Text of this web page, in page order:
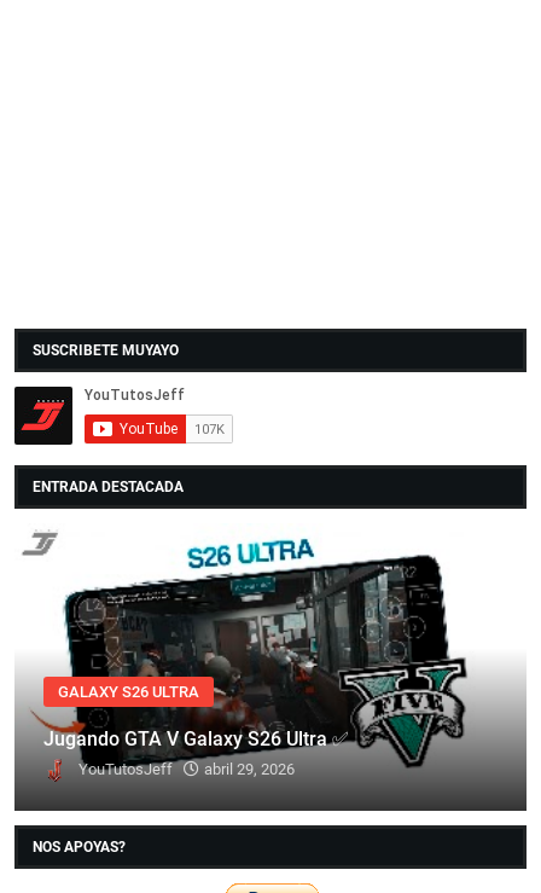
SUSCRIBETE MUYAYO
ENTRADA DESTACADA
GALAXY S26 ULTRA
Jugando GTA V Galaxy S26 Ultra ✅
YouTutosJeff abril 29, 2026
NOS APOYAS?